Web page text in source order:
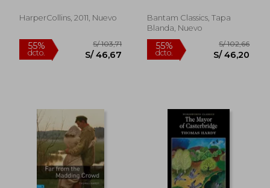
HarperCollins, 2011, Nuevo
Bantam Classics, Tapa
Blanda, Nuevo